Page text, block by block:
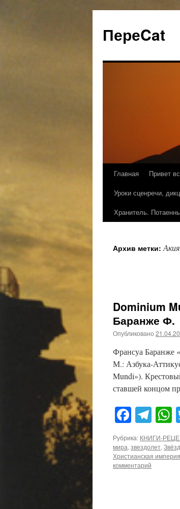
ПереCat
Главная Привет
Уроки сценречи,
Хранитель.
Архив метки:
Dominium
Баранже Ф.
Опубликовано
Франсуа Баранже
М.: Азбука-
Mundi»).
ставшей концом
Рубрика: КНИГИ-
мира,звездолет,
Христианская империя
комментарий